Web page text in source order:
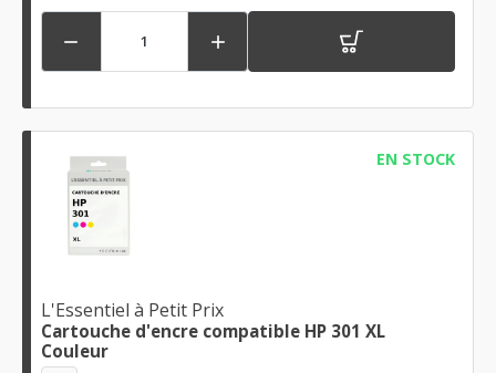
 
EN STOCK
L'Essentiel à Petit Prix
Cartouche d'encre compatible HP 301 XL
Couleur